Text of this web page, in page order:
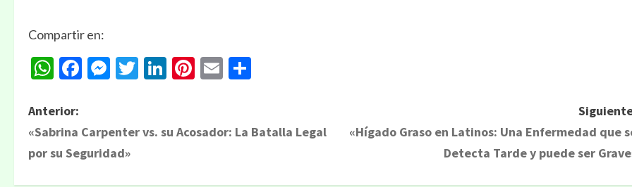
Compartir en:
WhatsApp
Facebook
Messenger
Twitter
LinkedIn
Pinterest
Email
Anterior:
«Sabrina Carpenter vs. su Acosador: La Batalla Legal
por su Seguridad»
«Hígado Graso en Latinos: Una Enfermedad que
Detecta Tarde y puede ser